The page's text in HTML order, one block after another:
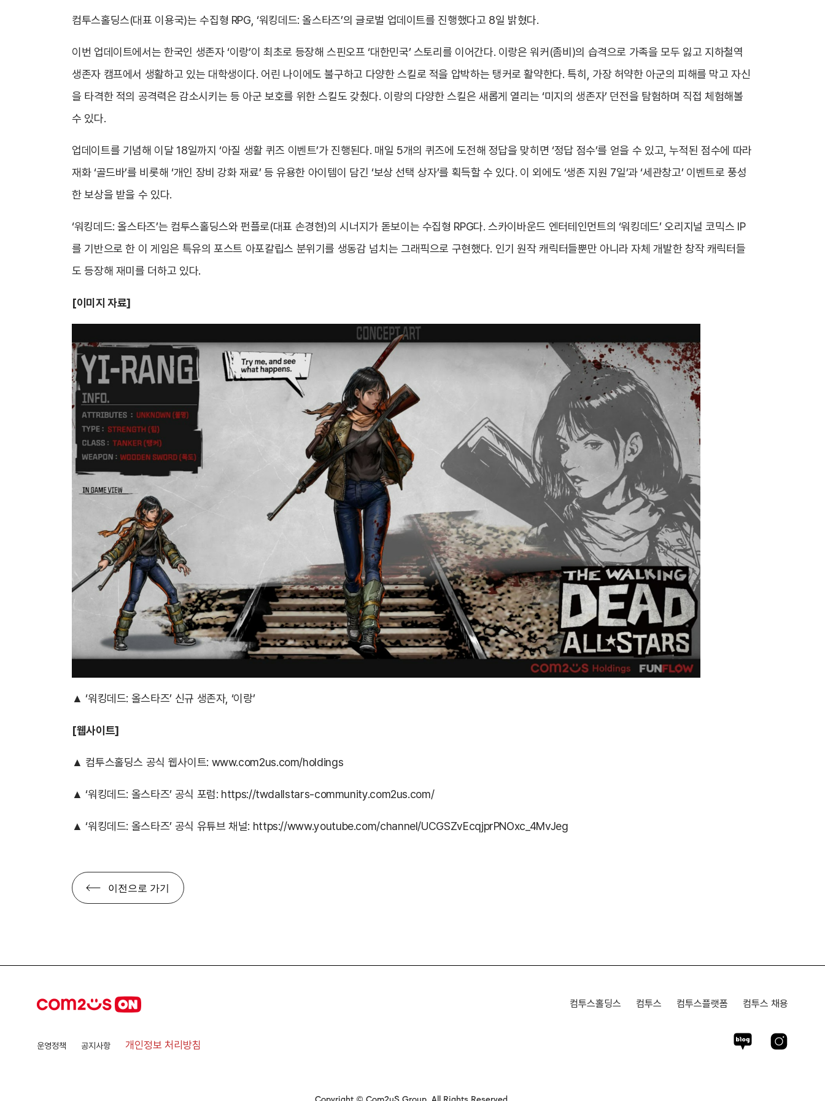
컴투스홀딩스(대표 이용국)는 수집형 RPG, ‘워킹데드: 올스타즈’의 글로벌 업데이트를 진행했다고 8일 밝혔다.
이번 업데이트에서는 한국인 생존자 ‘이랑’이 최초로 등장해 스핀오프 ‘대한민국’ 스토리를 이어간다. 이랑은 워커(좀비)의 습격으로 가족을 모두 잃고 지하철역
생존자 캠프에서 생활하고 있는 대학생이다. 어린 나이에도 불구하고 다양한 스킬로 적을 압박하는 탱커로 활약한다. 특히, 가장 허약한 아군의 피해를 막고 자신
을 타격한 적의 공격력은 감소시키는 등 아군 보호를 위한 스킬도 갖췄다. 이랑의 다양한 스킬은 새롭게 열리는 ‘미지의 생존자’ 던전을 탐험하며 직접 체험해볼
수 있다.
업데이트를 기념해 이달 18일까지 ‘아질 생활 퀴즈 이벤트’가 진행된다. 매일 5개의 퀴즈에 도전해 정답을 맞히면 ‘정답 점수’를 얻을 수 있고, 누적된 점수에 따라
재화 ‘골드바’를 비롯해 ‘개인 장비 강화 재료’ 등 유용한 아이템이 담긴 ‘보상 선택 상자’를 획득할 수 있다. 이 외에도 ‘생존 지원 7일’과 ‘세관창고’ 이벤트로 풍성
한 보상을 받을 수 있다.
‘워킹데드: 올스타즈’는 컴투스홀딩스와 펀플로(대표 손경현)의 시너지가 돋보이는 수집형 RPG다. 스카이바운드 엔터테인먼트의 ‘워킹데드’ 오리지널 코믹스 IP
를 기반으로 한 이 게임은 특유의 포스트 아포칼립스 분위기를 생동감 넘치는 그래픽으로 구현했다. 인기 원작 캐릭터들뿐만 아니라 자체 개발한 창작 캐릭터들
도 등장해 재미를 더하고 있다.
[이미지 자료]
▲ ‘워킹데드: 올스타즈’ 신규 생존자, ‘이랑’
[웹사이트]
▲ 컴투스홀딩스 공식 웹사이트: www.com2us.com/holdings
▲ ‘워킹데드: 올스타즈’ 공식 포럼: https://twdallstars-community.com2us.com/
▲ ‘워킹데드: 올스타즈’ 공식 유튜브 채널: https://www.youtube.com/channel/UCGSZvEcqjprPNOxc_4MvJeg
이전으로 가기
운영정책 공지사항 개인정보 처리방침
컴투스홀딩스 컴투스 컴투스플랫폼 컴투스 채용
Copyright © Com2uS Group. All Rights Reserved.